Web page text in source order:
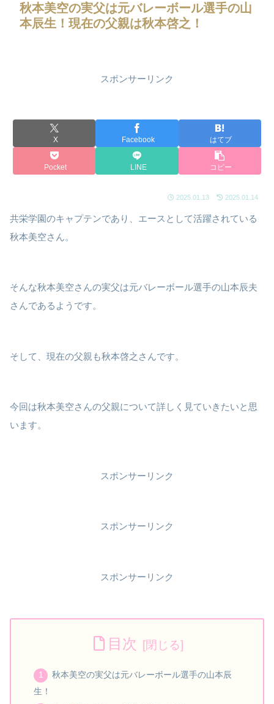
秋本美空の実父は元バレーボール選手の山
本辰生！現在の父親は秋本啓之！
スポンサーリンク
X Facebook はてブ
Pocket LINE コピー
2025.01.13 2025.01.14
共栄学園のキャプテンであり、エースとして活躍されている
秋本美空さん。
そんな秋本美空さんの実父は元バレーボール選手の山本辰夫
さんであるようです。
そして、現在の父親も秋本啓之さんです。
今回は秋本美空さんの父親について詳しく見ていきたいと思
います。
スポンサーリンク
スポンサーリンク
スポンサーリンク
目次
秋本美空の実父は元バレーボール選手の山本辰
生！